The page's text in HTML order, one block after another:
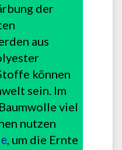
der
aus
können
sein. Im
viel
nutzen
, um die Ernte